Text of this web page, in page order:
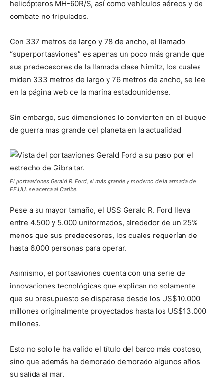
helicópteros MH-60R/S, así como vehículos aéreos y de
combate no tripulados.
Con 337 metros de largo y 78 de ancho, el llamado
“superportaaviones” es apenas un poco más grande que
sus predecesores de la llamada clase Nimitz, los cuales
miden 333 metros de largo y 76 metros de ancho, se lee
en la página web de la marina estadounidense.
Sin embargo, sus dimensiones lo convierten en el buque
de guerra más grande del planeta en la actualidad.
El portaaviones Gerald R. Ford, el más grande y moderno de la armada de
EE.UU. se acerca al Caribe.
Pese a su mayor tamaño, el USS Gerald R. Ford lleva
entre 4.500 y 5.000 uniformados, alrededor de un 25%
menos que sus predecesores, los cuales requerían de
hasta 6.000 personas para operar.
Asimismo, el portaaviones cuenta con una serie de
innovaciones tecnológicas que explican no solamente
que su presupuesto se disparase desde los US$10.000
millones originalmente proyectados hasta los US$13.000
millones.
Esto no solo le ha valido el título del barco más costoso,
sino que además ha demorado demorado algunos años
su salida al mar.